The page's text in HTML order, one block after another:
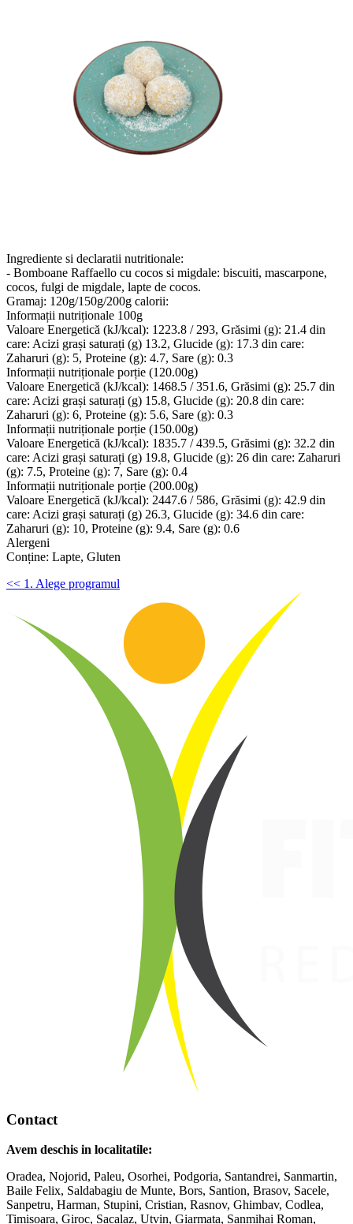
Ingrediente si declaratii nutritionale:
- Bomboane Raffaello cu cocos si migdale: biscuiti, mascarpone,
cocos, fulgi de migdale, lapte de cocos.
Gramaj: 120g/150g/200g calorii:
Informații nutriționale 100g
Valoare Energetică (kJ/kcal): 1223.8 / 293, Grăsimi (g): 21.4 din
care: Acizi grași saturați (g) 13.2, Glucide (g): 17.3 din care:
Zaharuri (g): 5, Proteine (g): 4.7, Sare (g): 0.3
Informații nutriționale porție (120.00g)
Valoare Energetică (kJ/kcal): 1468.5 / 351.6, Grăsimi (g): 25.7 din
care: Acizi grași saturați (g) 15.8, Glucide (g): 20.8 din care:
Zaharuri (g): 6, Proteine (g): 5.6, Sare (g): 0.3
Informații nutriționale porție (150.00g)
Valoare Energetică (kJ/kcal): 1835.7 / 439.5, Grăsimi (g): 32.2 din
care: Acizi grași saturați (g) 19.8, Glucide (g): 26 din care: Zaharuri
(g): 7.5, Proteine (g): 7, Sare (g): 0.4
Informații nutriționale porție (200.00g)
Valoare Energetică (kJ/kcal): 2447.6 / 586, Grăsimi (g): 42.9 din
care: Acizi grași saturați (g) 26.3, Glucide (g): 34.6 din care:
Zaharuri (g): 10, Proteine (g): 9.4, Sare (g): 0.6
Alergeni
Conține: Lapte, Gluten
<< 1. Alege programul
Contact
Avem deschis in localitatile:
Oradea, Nojorid, Paleu, Osorhei, Podgoria, Santandrei, Sanmartin,
Baile Felix, Saldabagiu de Munte, Bors, Santion, Brasov, Sacele,
Sanpetru, Harman, Stupini, Cristian, Rasnov, Ghimbav, Codlea,
Timisoara, Giroc, Sacalaz, Utvin, Giarmata, Sanmihai Roman,